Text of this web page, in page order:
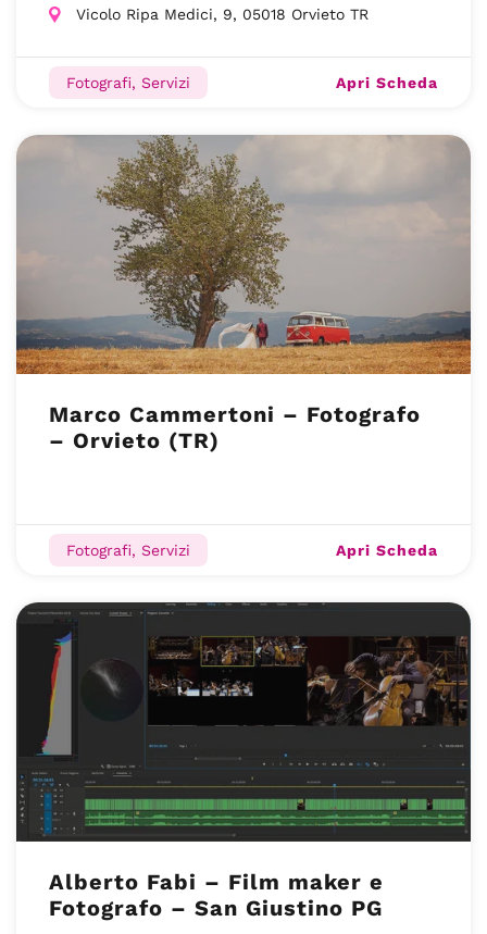
Vicolo Ripa Medici, 9, 05018 Orvieto TR
Fotografi, Servizi Apri Scheda
Marco Cammertoni – Fotografo
– Orvieto (TR)
Fotografi, Servizi Apri Scheda
Alberto Fabi – Film maker e
Fotografo – San Giustino PG